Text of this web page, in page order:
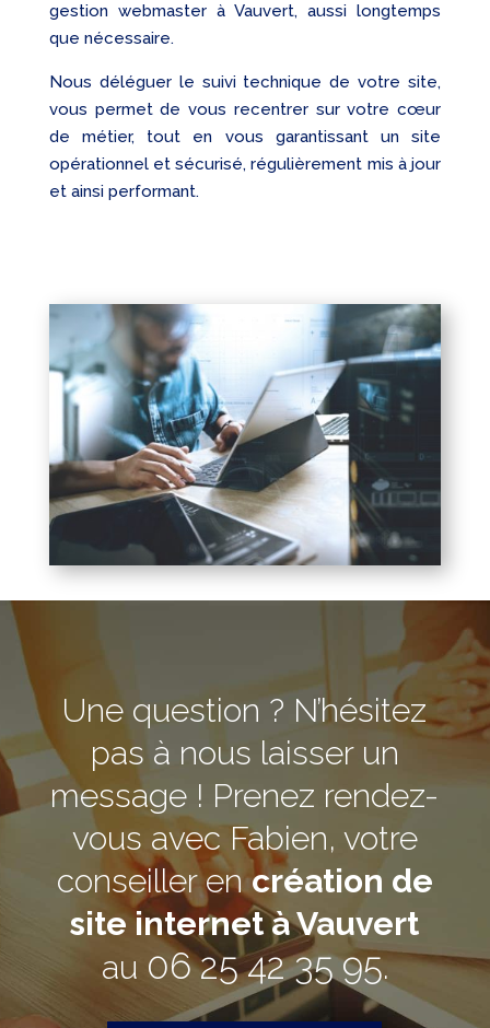
gestion webmaster à Vauvert, aussi longtemps
que nécessaire.
Nous déléguer le suivi technique de votre site,
vous permet de vous recentrer sur votre cœur
de métier, tout en vous garantissant un site
opérationnel et sécurisé, régulièrement mis à jour
et ainsi performant.
Une question ? N’hésitez
pas à nous laisser un
message ! Prenez rendez-
vous avec Fabien, votre
conseiller encréation de
site internet à Vauvert
au 06 25 42 35 95.